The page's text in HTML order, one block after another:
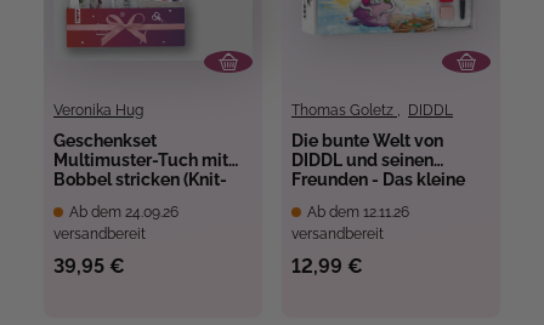
Veronika Hug
Geschenkset
Multimuster-Tuch mit
Bobbel stricken (Knit-
Ab dem 24.09.26
versandbereit
39,95 €
Thomas Goletz , DIDDL
Die bunte Welt von
DIDDL und seinen
Freunden - Das kleine
Ab dem 12.11.26
versandbereit
12,99 €